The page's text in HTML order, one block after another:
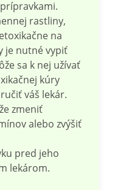
rastliny,
na
je nutné vypiť
sa k nej užívať
kúry
váš lekár.
zmeniť
alebo zvýšiť
pred jeho
lekárom.